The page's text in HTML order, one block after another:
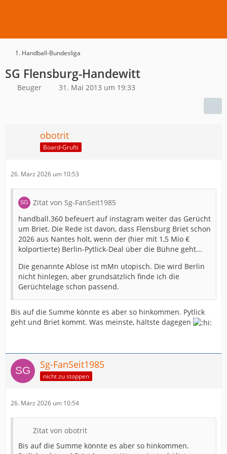
1. Handball-Bundesliga
SG Flensburg-Handewitt
Beuger 31. Mai 2013 um 19:33
obotrit
Board-Grufti
26. März 2026 um 10:53
Zitat von Sg-FanSeit1985
handball.360 befeuert auf instagram weiter das Gerücht
um Briet. Die Rede ist davon, dass Flensburg Briet schon
2026 aus Nantes holt, wenn der (hier mit 1,5 Mio €
kolportierte) Berlin-Pytlick-Deal über die Bühne geht...
Die genannte Ablöse ist mMn utopisch. Die wird Berlin
nicht hinlegen, aber grundsätzlich finde ich die
Gerüchtelage schon passend.
Bis auf die Summe könnte es aber so hinkommen. Pytlick
geht und Briet kommt. Was meinste, hältste dagegen
Sg-FanSeit1985
nicht zu stoppen
26. März 2026 um 10:54
Zitat von obotrit
Bis auf die Summe könnte es aber so hinkommen.